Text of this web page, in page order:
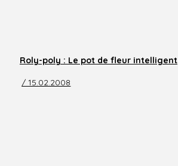
Roly-poly : Le pot de fleur intelligent
/ 15.02.2008